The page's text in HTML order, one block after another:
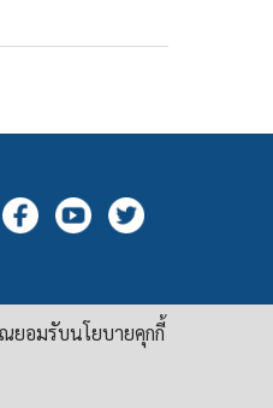
ยอมรับนโยบายคุกกี้